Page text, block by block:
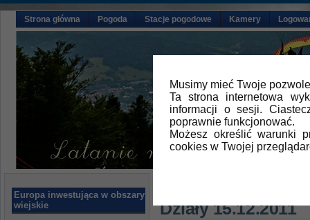
Musimy mieć Twoje
Ta strona internetowa
informacji o sesji.
poprawnie funkcjonować.
Możesz określić warunki
cookies w Twojej
Strona główna Pogoda Stacje pogodowe Kamery
Europa inwestująca w obszary
wiejskie
Działy 15.12.2011